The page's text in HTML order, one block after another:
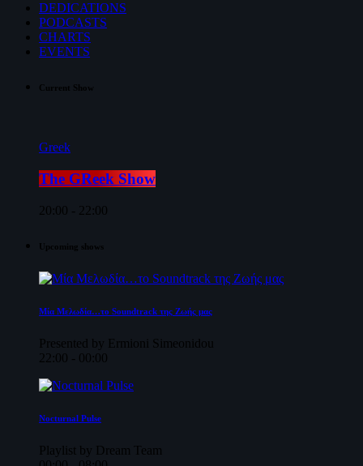
DEDICATIONS
PODCASTS
CHARTS
EVENTS
Current Show
Greek
The GReek Show
20:00 - 22:00
Upcoming shows
Μία Μελωδία…το Soundtrack της Ζωής μας
Presented by Ermioni Simeonidou
22:00 - 00:00
Nocturnal Pulse
Playlist by Dream Team